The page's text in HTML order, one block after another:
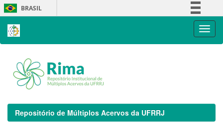
Skip
navigation
BRASIL
Repositório de Múltiplos Acervos da UFRRJ